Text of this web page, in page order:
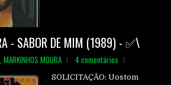
- SABOR DE MIM (1989) - ✅\
, MARKINHOS MOURA 4 comentários
SOLICITAÇÃO: Uostom